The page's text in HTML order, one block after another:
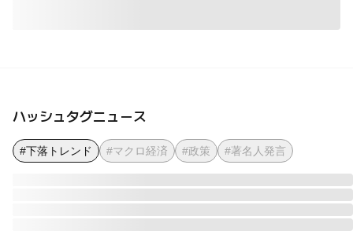
ハッシュタグニュース
#下落トレンド #マクロ経済 #政策 #著名人発言